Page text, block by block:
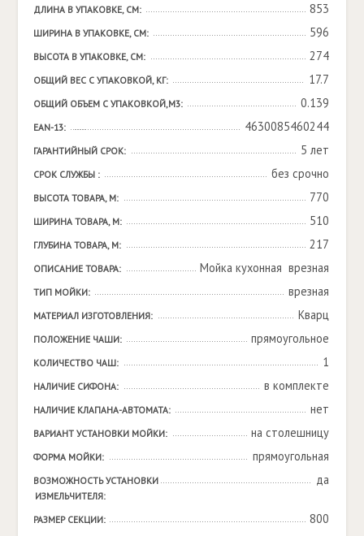
ДЛИНА В УПАКОВКЕ, СМ: 853
ШИРИНА В УПАКОВКЕ, СМ: 596
ВЫСОТА В УПАКОВКЕ, СМ: 274
ОБЩИЙ ВЕС С УПАКОВКОЙ, КГ: 17.7
ОБЩИЙ ОБЪЕМ С УПАКОВКОЙ,М3: 0.139
EAN-13: 4630085460244
ГАРАНТИЙНЫЙ СРОК: 5 лет
СРОК СЛУЖБЫ : без срочно
ВЫСОТА ТОВАРА, М: 770
ШИРИНА ТОВАРА, М: 510
ГЛУБИНА ТОВАРА, М: 217
ОПИСАНИЕ ТОВАРА: Мойка кухонная  врезная
ТИП МОЙКИ: врезная
МАТЕРИАЛ ИЗГОТОВЛЕНИЯ: Кварц
ПОЛОЖЕНИЕ ЧАШИ: прямоугольное
КОЛИЧЕСТВО ЧАШ: 1
НАЛИЧИЕ СИФОНА: в комплекте
НАЛИЧИЕ КЛАПАНА-АВТОМАТА: нет
ВАРИАНТ УСТАНОВКИ МОЙКИ: на столешницу
ФОРМА МОЙКИ: прямоугольная
ВОЗМОЖНОСТЬ УСТАНОВКИ
ИЗМЕЛЬЧИТЕЛЯ:
да
РАЗМЕР СЕКЦИИ: 800